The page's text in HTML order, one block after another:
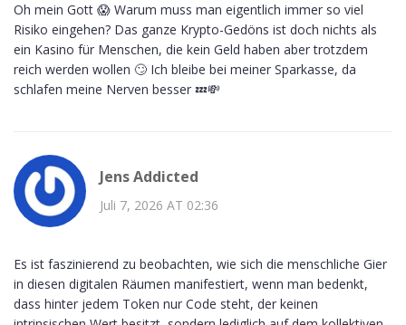
Oh mein Gott 😱 Warum muss man eigentlich immer so viel
Risiko eingehen? Das ganze Krypto-Gedöns ist doch nichts als
ein Kasino für Menschen, die kein Geld haben aber trotzdem
reich werden wollen 🙄 Ich bleibe bei meiner Sparkasse, da
schlafen meine Nerven besser 💤💸
Jens Addicted
Juli 7, 2026 AT 02:36
Es ist faszinierend zu beobachten, wie sich die menschliche Gier
in diesen digitalen Räumen manifestiert, wenn man bedenkt,
dass hinter jedem Token nur Code steht, der keinen